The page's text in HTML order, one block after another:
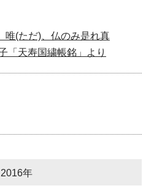
唯(ただ)、仏のみ是れ真
「天寿国繍帳銘」より
2016年